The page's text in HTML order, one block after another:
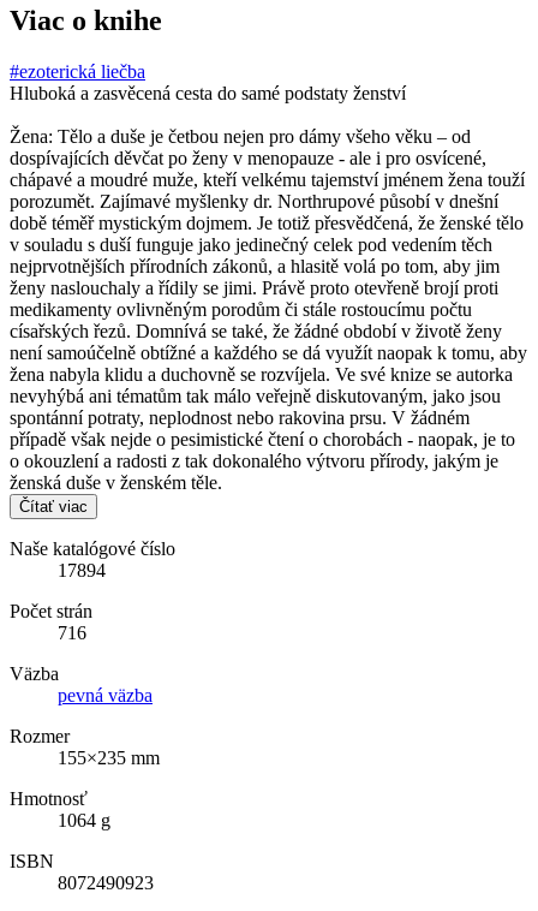
Viac o knihe
#ezoterická liečba
Hluboká a zasvěcená cesta do samé podstaty ženství
Žena: Tělo a duše je četbou nejen pro dámy všeho věku – od
dospívajících děvčat po ženy v menopauze - ale i pro osvícené,
chápavé a moudré muže, kteří velkému tajemství jménem žena touží
porozumět. Zajímavé myšlenky dr. Northrupové působí v dnešní
době téměř mystickým dojmem. Je totiž přesvědčená, že ženské tělo
v souladu s duší funguje jako jedinečný celek pod vedením těch
nejprvotnějších přírodních zákonů, a hlasitě volá po tom, aby jim
ženy naslouchaly a řídily se jimi. Právě proto otevřeně brojí proti
medikamenty ovlivněným porodům či stále rostoucímu počtu
císařských řezů. Domnívá se také, že žádné období v životě ženy
není samoúčelně obtížné a každého se dá využít naopak k tomu, aby
žena nabyla klidu a duchovně se rozvíjela. Ve své knize se autorka
nevyhýbá ani tématům tak málo veřejně diskutovaným, jako jsou
spontánní potraty, neplodnost nebo rakovina prsu. V žádném
případě však nejde o pesimistické čtení o chorobách - naopak, je to
o okouzlení a radosti z tak dokonalého výtvoru přírody, jakým je
ženská duše v ženském těle.
Čítať viac
Naše katalógové číslo
17894
Počet strán
716
Väzba
pevná väzba
Rozmer
155×235 mm
Hmotnosť
1064 g
ISBN
8072490923